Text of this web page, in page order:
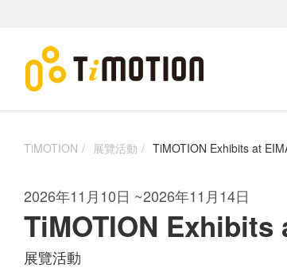
TiMOTION 展覽活動 TiMOTION Exhibits at
2026年11月10日 ~2026年11月14日
TiMOTION Exhibits
展覽活動